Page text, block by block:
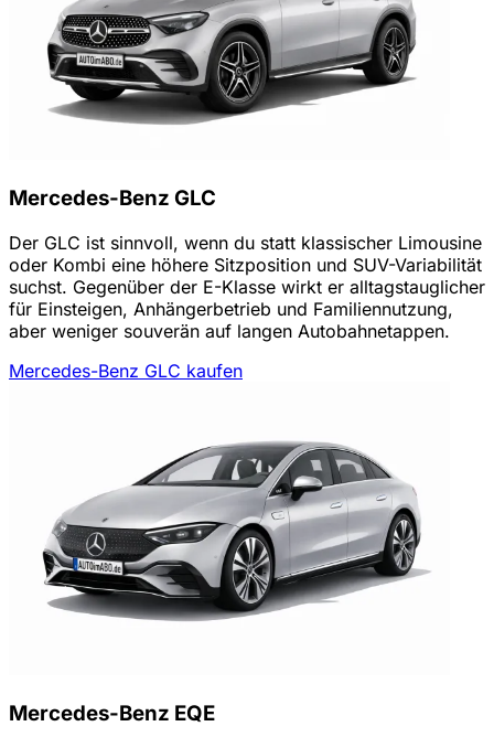
Mercedes-Benz GLC
Der GLC ist sinnvoll, wenn du statt klassischer Limousine
oder Kombi eine höhere Sitzposition und SUV-Variabilität
suchst. Gegenüber der E-Klasse wirkt er alltagstauglicher
für Einsteigen, Anhängerbetrieb und Familiennutzung,
aber weniger souverän auf langen Autobahnetappen.
Mercedes-Benz GLC kaufen
Mercedes-Benz EQE